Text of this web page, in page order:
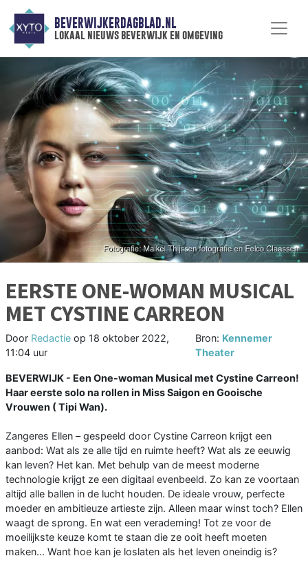
BEVERWIJKERDAGBLAD.NL
lokaal nieuws beverwijk en omgeving
EERSTE ONE-WOMAN MUSICAL
MET CYSTINE CARREON
Door Redactie op 18 oktober 2022,
11:04 uur
Bron: Kennemer
Theater
BEVERWIJK - Een One-woman Musical met Cystine Carreon!
Haar eerste solo na rollen in Miss Saigon en Gooische
Vrouwen ( Tipi Wan).
Zangeres Ellen – gespeeld door Cystine Carreon krijgt een
aanbod: Wat als ze alle tijd en ruimte heeft? Wat als ze eeuwig
kan leven? Het kan. Met behulp van de meest moderne
technologie krijgt ze een digitaal evenbeeld. Zo kan ze voortaan
altijd alle ballen in de lucht houden. De ideale vrouw, perfecte
moeder en ambitieuze artieste zijn. Alleen maar winst toch? Ellen
waagt de sprong. En wat een verademing! Tot ze voor de
moeilijkste keuze komt te staan die ze ooit heeft moeten
maken... Want hoe kan je loslaten als het leven oneindig is?